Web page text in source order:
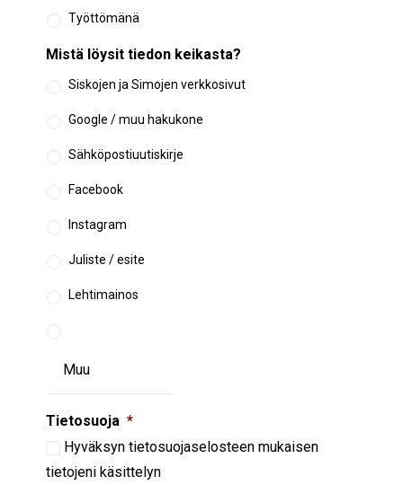
Työttömänä
Mistä löysit tiedon keikasta?
Siskojen ja Simojen verkkosivut
Google / muu hakukone
Sähköpostiuutiskirje
Facebook
Instagram
Juliste / esite
Lehtimainos
Tietosuoja *
Hyväksyn tietosuojaselosteen mukaisen
tietojeni käsittelyn